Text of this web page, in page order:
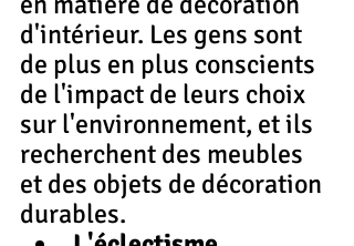
d'intérieur. Les gens sont
de plus en plus conscients
de l'impact de leurs choix
sur l'environnement, et ils
recherchent des meubles
et des objets de décoration
durables.